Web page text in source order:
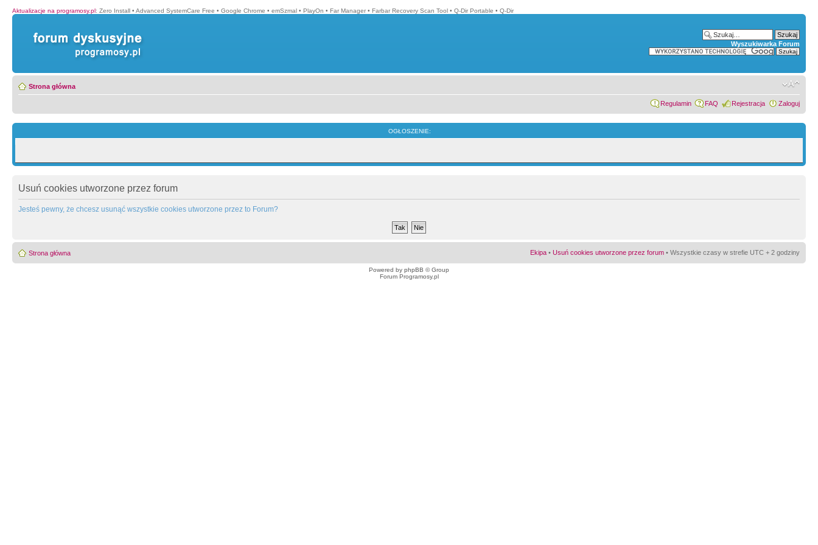
Aktualizacje na programosy.pl: Zero Install • Advanced SystemCare Free • Google Chrome • emSzmal • PlayOn • Far Manager • Farbar Recovery Scan Tool • Q-Dir Portable • Q-Dir
Wyszukiwarka Forum
Strona główna
Regulamin FAQ Rejestracja Zaloguj
OGŁOSZENIE:
Usuń cookies utworzone przez forum
Jesteś pewny, że chcesz usunąć wszystkie cookies utworzone przez to Forum?
Strona główna Ekipa • Usuń cookies utworzone przez forum • Wszystkie czasy w strefie UTC + 2 godziny
Powered by phpBB © Group
Forum Programosy.pl